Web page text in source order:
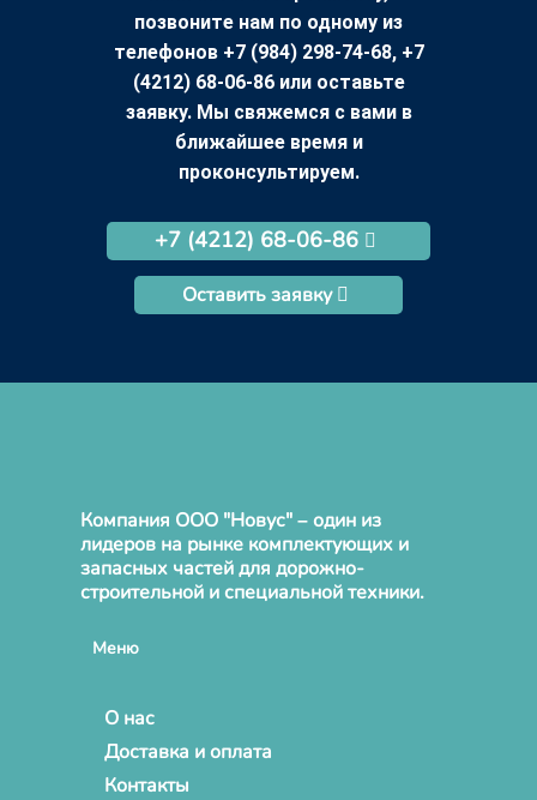
позвоните нам по одному из
телефонов +7 (984) 298-74-68, +7
(4212) 68-06-86 или оставьте
заявку. Мы свяжемся с вами в
ближайшее время и
проконсультируем.
+7 (4212) 68-06-86
Оставить заявку
Компания ООО "Новус" – один из
лидеров на рынке комплектующих и
запасных частей для дорожно-
строительной и специальной техники.
Меню
О нас
Доставка и оплата
Контакты